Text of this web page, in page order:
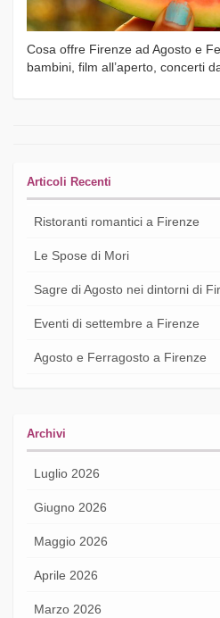
Cosa offre Firenze ad Agosto e
bambini, film all’aperto, concerti
Articoli Recenti
Ristoranti romantici a Firenze
Le Spose di Mori
Sagre di Agosto nei dintorni di
Eventi di settembre a Firenze
Agosto e Ferragosto a Firenze
Archivi
Luglio 2026
Giugno 2026
Maggio 2026
Aprile 2026
Marzo 2026